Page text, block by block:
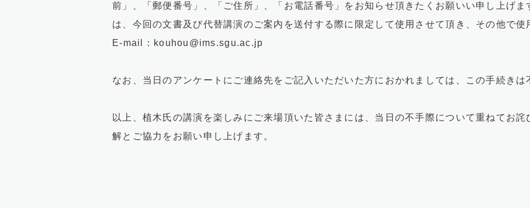
前」、「郵便番号」、「ご住所」、「お電話番号」をお知らせ頂きたくお願いい申し上げま
は、今回の文書及び代替講演のご案内を送付する際に限定して使用させて頂き、その他で使
E-mail：kouhou@ims.sgu.ac.jp
なお、当日のアンケートにご連絡先をご記入いただいた方におかれましては、この手続きは
以上、植木氏の講演を楽しみにご来場頂いた皆さまには、当日の不手際について重ねてお
解とご協力をお願い申し上げます。